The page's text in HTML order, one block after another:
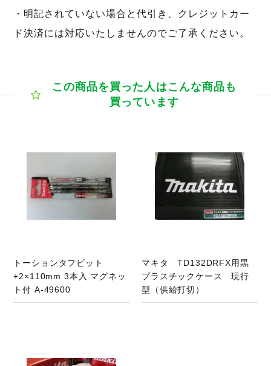
・明記されていない場合と代引き、クレジットカー
ド決済には対応いたしませんのでご了承ください。
この商品を買った人はこんな商品も
買っています
トーションタフビット
+2×110mm 3本入 マグネッ
ト付 A-49600
マキタ TD132DRFX用黒
プラスチックケース 現行
型（供給打切）